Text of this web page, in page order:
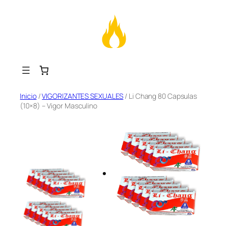
SaltarInicio/VIGORIZANTES SEXUALES / Li Chang 80 Capsulas
(10×8) – Vigor Masculino